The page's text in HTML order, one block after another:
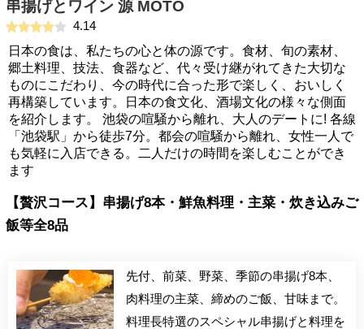
串揚げとワイン 源 MOTO
4.14
日本の食は、私たちの心と体の源です。食材、旬の素材、
郷土料理、技法、食器など、代々受け継がれてきた大切な
ものにこだわり、今の時代に合った形で楽しく、おいしく
再構築しています。日本の食文化、酒場文化の様々な側面
を紹介します。 池袋の喧騒から離れ、大人のデートに! 各線
「池袋駅」から徒歩7分。都会の喧騒から離れ、女性一人で
も気軽に入店できる。二人だけの時間を楽しむことができ
ます
【贅沢コース】串揚げ8本・鮮魚料理・主菜・炊き込みご
飯等全8品
先付、前菜、野菜、季節の串揚げ8本、
肉料理の主菜、締めのご飯、甘味まで。
料理長特選のスペシャル串揚げと料理を